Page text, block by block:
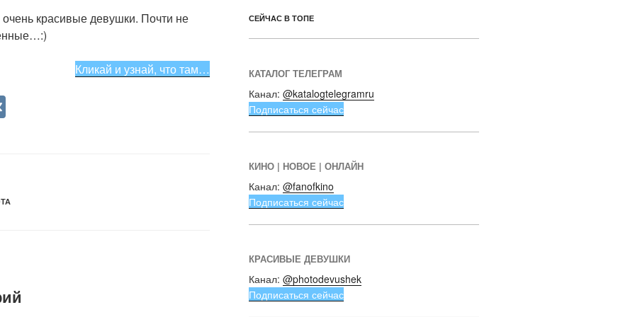
красивые девушки. Почти не
Кликай и узнай, что там…
СЕЙЧАС В ТОПЕ
КАТАЛОГ ТЕЛЕГРАМ
Канал: @katalogtelegramru
Подписаться сейчас
КИНО | НОВОЕ | ОНЛАЙН
Канал: @fanofkino
Подписаться сейчас
КРАСИВЫЕ ДЕВУШКИ
Канал: @photodevushek
Подписаться сейчас